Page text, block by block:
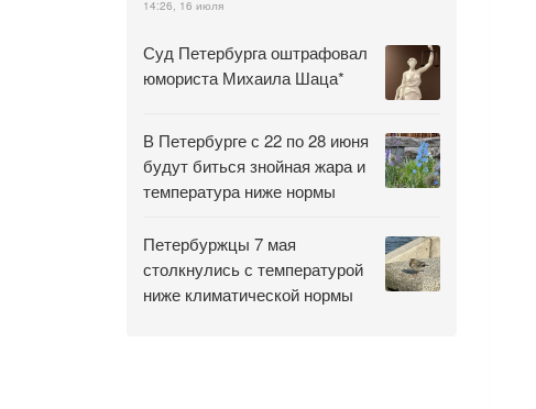
14:26, 16 июля
Суд Петербурга оштрафовал
юмориста Михаила Шаца*
В Петербурге с 22 по 28 июня
будут биться знойная жара и
температура ниже нормы
Петербуржцы 7 мая
столкнулись с температурой
ниже климатической нормы